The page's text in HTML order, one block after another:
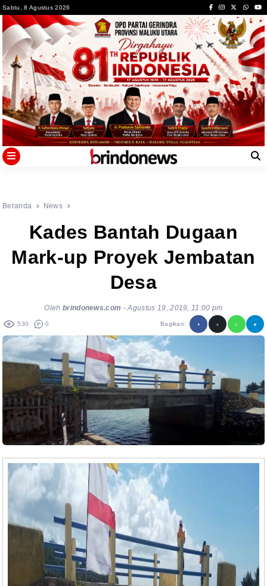
to
content
Sabtu, 8 Agustus 2026
Beranda News
Kades Bantah Dugaan
Mark-up Proyek Jembatan
Desa
Oleh brindonews.com -Agustus 19, 2019, 11:00 pm
530 0 Bagikan: